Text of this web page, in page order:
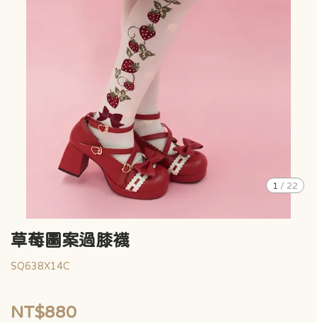
1 / 22
草莓圖案過膝襪
SQ638X14C
NT$880